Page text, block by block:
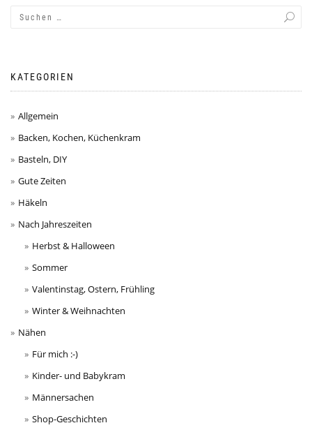
KATEGORIEN
Allgemein
Backen, Kochen, Küchenkram
Basteln, DIY
Gute Zeiten
Häkeln
Nach Jahreszeiten
Herbst & Halloween
Sommer
Valentinstag, Ostern, Frühling
Winter & Weihnachten
Nähen
Für mich :-)
Kinder- und Babykram
Männersachen
Shop-Geschichten